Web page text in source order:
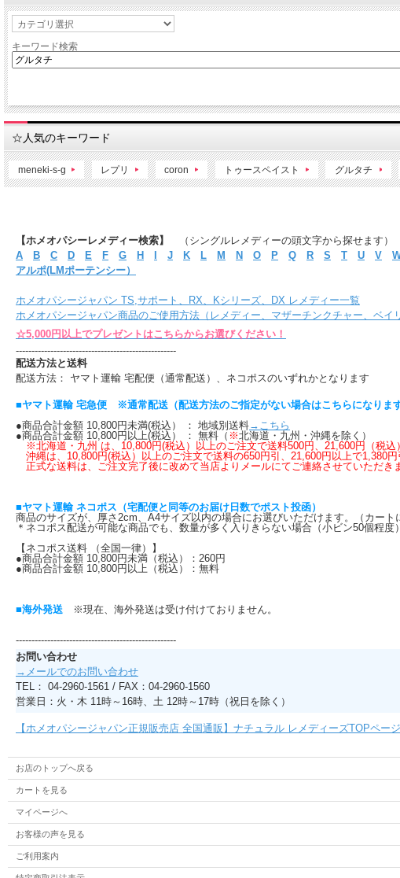
キーワード検索
☆人気のキーワード
meneki-s-g レプリ coron トゥースペイスト グルタチ
【ホメオパシーレメディー検索】
（シングルレメディーの頭文字から探せます）
A
B C D E F G H J K L M N O P Q R S T U V
アルポ(LMポーテンシー）
ホメオパシージャパン TS,サポート、RX、Kシリーズ、DX レメディー一覧
ホメオパシージャパン商品のご使用方法（レメディー、マザーチンクチャー、ベイ
☆5,000円以上でプレゼントはこちらからお選びください！
---------------------------------------------------
配送方法と送料
配送方法： ヤマト運輸 宅配便（通常配送）、ネコポスのいずれかとなります
■ヤマト運輸 宅急便 ※通常配送（配送方法のご指定がない場合はこちらになります
●商品合計金額 10,800円未満(税込） ： 地域別送料→こちら
●商品合計金額 10,800円以上(税込） ： 無料（ ※北海道・九州・沖縄を除く）
※北海道・九州 は、10,800円(税込）以上のご注文で送料500円、21,600円（税込
沖縄は、10,800円(税込）以上のご注文で送料の650円引、21,600円以上で1,380
正式な送料は、ご注文完了後に改めて当店よりメールにてご連絡させていただき
■ヤマト運輸 ネコポス（宅配便と同等のお届け日数でポスト投函）
商品のサイズが、厚さ2cm、A4サイズ以内の場合にお選びいただけます。（カート
＊ネコポス配送が可能な商品でも、数量が多く入りきらない場合（小ビン50個程
【ネコポス送料 （全国一律）】
●商品合計金額 10,800円未満（税込）：260円
●商品合計金額 10,800円以上（税込）：無料
■海外発送 ※現在、海外発送は受け付けておりません。
---------------------------------------------------
お問い合わせ
→メールでのお問い合わせ
TEL： 04-2960-1561 / FAX：04-2960-1560
営業日：火・木 11時～16時、土 12時～17時（祝日を除く）
【ホメオパシージャパン正規販売店 全国通販】ナチュラル レメディーズTOPペー
お店のトップへ戻る
カートを見る
マイページへ
お客様の声を見る
ご利用案内